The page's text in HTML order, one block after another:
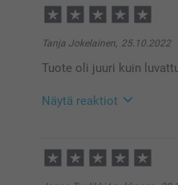
15:24
Hei Ann-Mari!
Kiitokset
Lämpimin
Tanja Jokelainen, 25.10.2022
Tuote oli juuri kuin
Näytä reaktiot
13:07
Hei Tanja!